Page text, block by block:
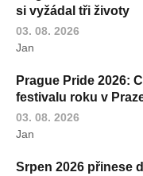
si vyžádal tři životy
03. 08. 2026
Jan
Prague Pride 2026:
festivalu roku v
03. 08. 2026
Jan
Srpen 2026 přinese